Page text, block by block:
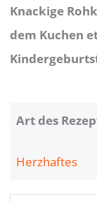
Knackige
dem Kuchen
Art des
Herzhaftes